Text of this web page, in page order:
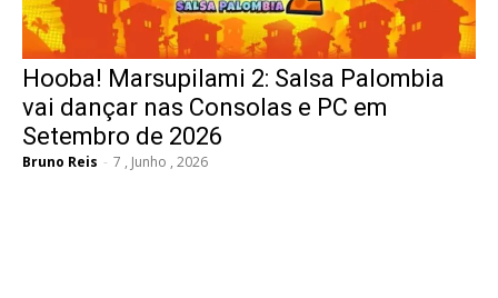
Hooba! Marsupilami 2: Salsa Palombia
vai dançar nas Consolas e PC em
Setembro de 2026
Bruno Reis - 7 , Junho , 2026